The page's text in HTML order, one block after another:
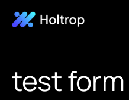
test form